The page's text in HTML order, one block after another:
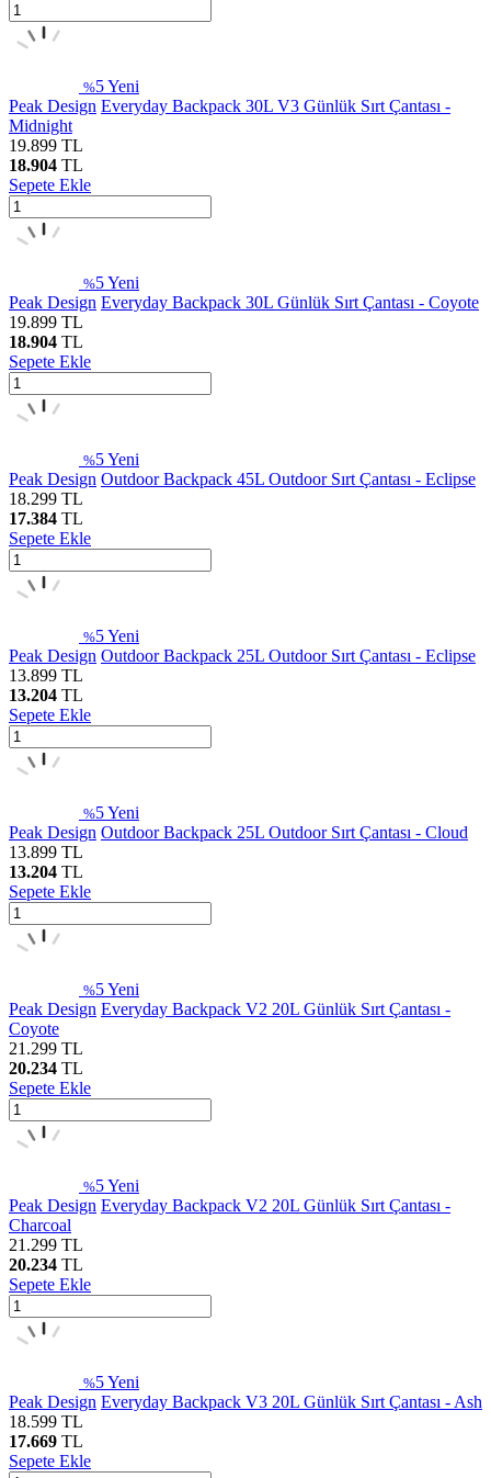
%5Yeni
Peak Design Everyday Backpack 30L V3 Günlük Sırt Çantası -
Midnight
19.899 TL
18.904 TL
Sepete Ekle
%5Yeni
Peak Design Everyday Backpack 30L Günlük Sırt Çantası - Coyote
19.899 TL
18.904 TL
Sepete Ekle
%5Yeni
Peak Design Outdoor Backpack 45L Outdoor Sırt Çantası - Eclipse
18.299 TL
17.384 TL
Sepete Ekle
%5Yeni
Peak Design Outdoor Backpack 25L Outdoor Sırt Çantası - Eclipse
13.899 TL
13.204 TL
Sepete Ekle
%5Yeni
Peak Design Outdoor Backpack 25L Outdoor Sırt Çantası - Cloud
13.899 TL
13.204 TL
Sepete Ekle
%5Yeni
Peak Design Everyday Backpack V2 20L Günlük Sırt Çantası -
Coyote
21.299 TL
20.234 TL
Sepete Ekle
%5Yeni
Peak Design Everyday Backpack V2 20L Günlük Sırt Çantası -
Charcoal
21.299 TL
20.234 TL
Sepete Ekle
%5Yeni
Peak Design Everyday Backpack V3 20L Günlük Sırt Çantası - Ash
18.599 TL
17.669 TL
Sepete Ekle